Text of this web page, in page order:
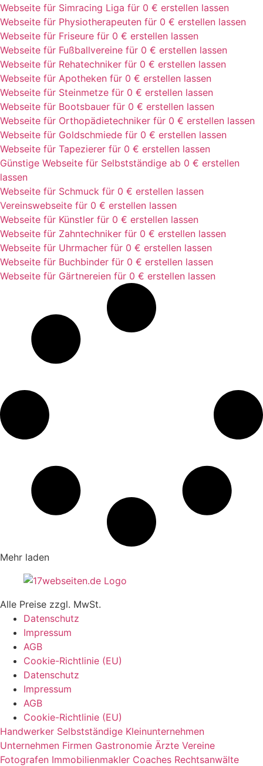
Webseite für Simracing Liga für 0 € erstellen lassen
Webseite für Physiotherapeuten für 0 € erstellen lassen
Webseite für Friseure für 0 € erstellen lassen
Webseite für Fußballvereine für 0 € erstellen lassen
Webseite für Rehatechniker für 0 € erstellen lassen
Webseite für Apotheken für 0 € erstellen lassen
Webseite für Steinmetze für 0 € erstellen lassen
Webseite für Bootsbauer für 0 € erstellen lassen
Webseite für Orthopädietechniker für 0 € erstellen lassen
Webseite für Goldschmiede für 0 € erstellen lassen
Webseite für Tapezierer für 0 € erstellen lassen
Günstige Webseite für Selbstständige ab 0 € erstellen
lassen
Webseite für Schmuck für 0 € erstellen lassen
Vereinswebseite für 0 € erstellen lassen
Webseite für Künstler für 0 € erstellen lassen
Webseite für Zahntechniker für 0 € erstellen lassen
Webseite für Uhrmacher für 0 € erstellen lassen
Webseite für Buchbinder für 0 € erstellen lassen
Webseite für Gärtnereien für 0 € erstellen lassen
Mehr laden
Alle Preise zzgl. MwSt.
Datenschutz
Impressum
AGB
Cookie-Richtlinie (EU)
Datenschutz
Impressum
AGB
Cookie-Richtlinie (EU)
Handwerker Selbstständige Kleinunternehmen
Unternehmen Firmen Gastronomie Ärzte Vereine
Fotografen Immobilienmakler Coaches Rechtsanwälte